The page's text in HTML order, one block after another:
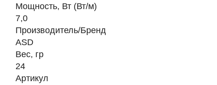
Мощность, Вт (Вт/м)
7,0
Производитель/Бренд
ASD
Вес, гр
24
Артикул